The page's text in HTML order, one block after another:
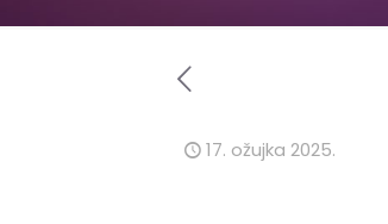
17. ožujka 2025.